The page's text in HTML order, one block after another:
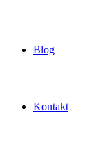
Blog
Kontakt